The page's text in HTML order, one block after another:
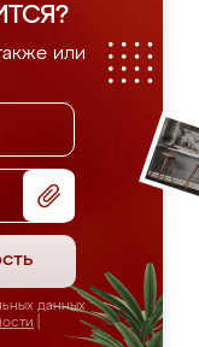
или
данных